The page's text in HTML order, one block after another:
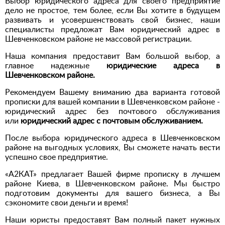
дело не простое, тем более, если Вы хотите в будущем
развивать и усовершенствовать свой бизнес, наши
специалисты предложат Вам юридический адрес в
Шевченковском районе не массовой регистрации.
Наша компания предоставит Вам большой выбор, а
главное надежные юридические адреса в
Шевченковском районе.
Рекомендуем Вашему вниманию два варианта готовой
прописки для вашей компании в Шевченковском районе -
юридический адрес без почтового обслуживания
или юридический адрес с почтовым обслуживанием.
После выбора юридического адреса в Шевченковском
районе на выгодных условиях, Вы сможете начать вести
успешно свое предприятие.
«А2КАТ» предлагает Вашей фирме прописку в лучшем
районе Киева, в Шевченковском районе. Мы быстро
подготовим документы для вашего бизнеса, а Вы
сэкономите свои деньги и время!
Наши юристы предоставят Вам полный пакет нужных